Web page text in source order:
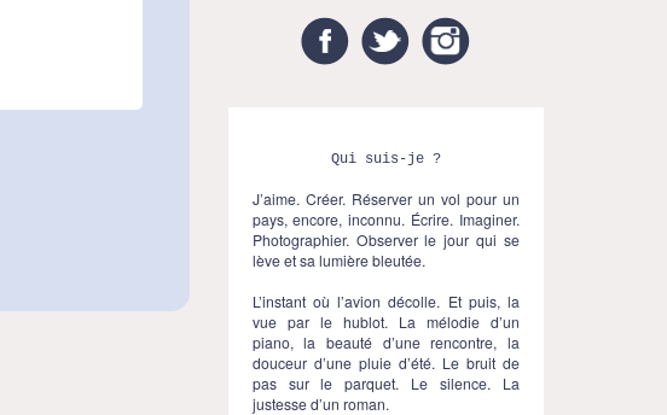
FacebookTwitter
Qui suis-je ?
J’aime. Créer. Réserver un vol pour un
pays, encore, inconnu. Écrire. Imaginer.
Photographier. Observer le jour qui se
lève et sa lumière bleutée.
L’instant où l’avion décolle. Et puis, la
vue par le hublot. La mélodie d’un
piano, la beauté d’une rencontre, la
douceur d’une pluie d’été. Le bruit de
pas sur le parquet. Le silence. La
justesse d’un roman.